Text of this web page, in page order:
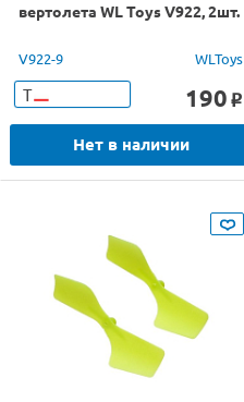
вертолета WL Toys V922, 2шт.
V922-9 WLToys
Т 190 o
Нет в наличии